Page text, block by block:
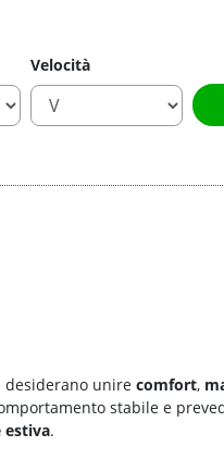
Velocità
desiderano unire comfort,
stabile e
estiva.